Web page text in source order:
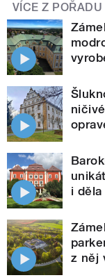
VÍCE Z POŘADU
i
z něj